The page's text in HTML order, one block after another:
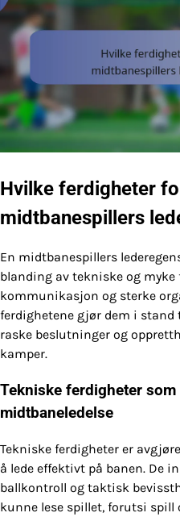
Hvilke ferdigheter
midtbanespillers
En midtbanespillers
blanding av tekniske og
kommunikasjon og sterke
ferdighetene gjør dem i
raske beslutninger og
kamper.
Tekniske ferdigheter
midtbaneledelse
Tekniske ferdigheter er
å lede effektivt på banen. De
ballkontroll og taktisk
kunne lese spillet, forutsi spill